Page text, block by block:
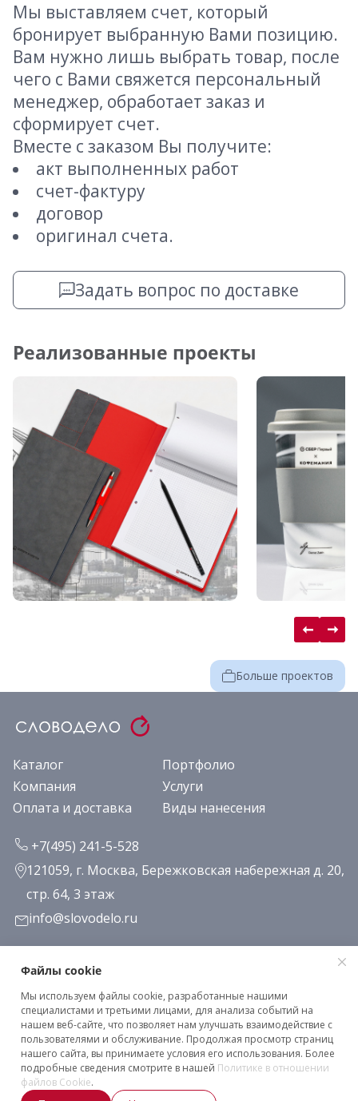
Мы выставляем счет, который
бронирует выбранную Вами позицию.
Вам нужно лишь выбрать товар, после
чего с Вами свяжется персональный
менеджер, обработает заказ и
сформирует счет.
Вместе с заказом Вы получите:
акт выполненных работ
счет-фактуру
договор
оригинал счета.
Задать вопрос по доставке
Реализованные проекты
Больше проектов
Каталог
Портфолио
Компания
Услуги
Оплата и доставка
Виды нанесения
+7(495) 241-5-528
121059, г. Москва, Бережковская набережная д. 20,
стр. 64, 3 этаж
info@slovodelo.ru
Заказать звонок
Подписаться на рассылку
Клиентское соглашение
Политика конфиденциальности
Файлы cookie
Мы используем файлы cookie, разработанные нашими
специалистами и третьими лицами, для анализа событий на
нашем веб-сайте, что позволяет нам улучшать взаимодействие с
пользователями и обслуживание. Продолжая просмотр страниц
нашего сайта, вы принимаете условия его использования. Более
подробные сведения смотрите в нашей Политике в отношении
файлов Cookie.